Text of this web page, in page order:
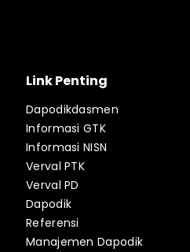
Link Penting
Dapodikdasmen
Informasi GTK
Informasi NISN
Verval PTK
Verval PD
Dapodik
Referensi
Manajemen Dapodik